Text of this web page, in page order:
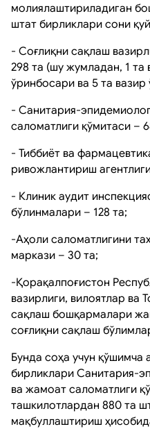
молиялаштириладиган
штат бирликлари сони
- Соғлиқни сақлаш
298 та (шу жумладан, 1 та
ўринбосари ва 5 та
- Санитария-
саломатлиги қўмитаси –
- Тиббиёт ва
ривожлантириш
- Клиник аудит
бўлинмалари – 128 та;
-Аҳоли саломатлигини
маркази – 30 та;
-Қорақалпоғистон
вазирлиги, вилоятлар ва
сақлаш бошқармалари
соғлиқни сақлаш
Бунда соҳа учун қўшимча
бирликлари Санитария-
ва жамоат саломатлиги
ташкилотлардан 880 та
мақбуллаштириш